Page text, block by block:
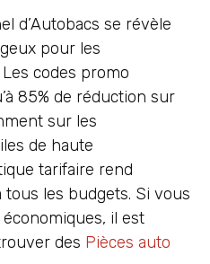
d’Autobacs se révèle
pour les
codes promo
85% de réduction sur
sur les
de haute
tarifaire rend
tous les budgets. Si vous
il est
des Pièces auto